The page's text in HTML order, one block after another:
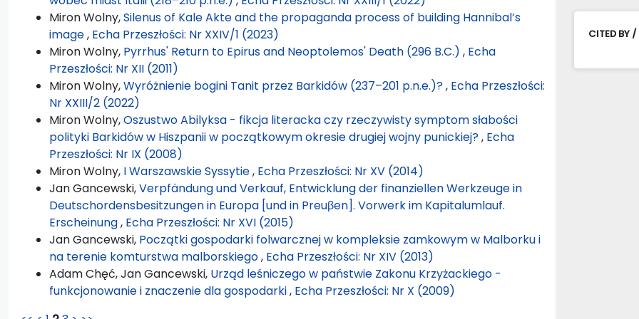
Miron Wolny,Silenus of Kale Akte and the propaganda process of building Hannibal’s
image, Echa Przeszłości: Nr XXIV/1 (2023)
Miron Wolny, Pyrrhus' Return to Epirus and Neoptolemos' Death (296 B.C.) , Echa
Przeszłości: Nr XII (2011)
Miron Wolny,Wyróżnienie bogini Tanit przez Barkidów (237–201 p.n.e.)?, Echa Przeszłości:
Nr XXIII/2 (2022)
Miron Wolny,Oszustwo Abilyksa - fikcja literacka czy rzeczywisty symptom słabości
polityki Barkidów w Hiszpanii w początkowym okresie drugiej wojny punickiej?, Echa
Przeszłości: Nr IX (2008)
Miron Wolny, I Warszawskie Syssytie, Echa Przeszłości: Nr XV (2014)
Jan Gancewski,Verpfändung und Verkauf, Entwicklung der finanziellen Werkzeuge in
Deutschordensbesitzungen in Europa [und in Preuβen]. Vorwerk im Kapitalumlauf.
Erscheinung, Echa Przeszłości: Nr XVI (2015)
Jan Gancewski, Początki gospodarki folwarcznej w kompleksie zamkowym w Malborku i
na terenie komturstwa malborskiego, Echa Przeszłości: Nr XIV (2013)
Adam Chęć, Jan Gancewski, Urząd leśniczego w państwie Zakonu Krzyżackiego -
funkcjonowanie i znaczenie dla gospodarki, Echa Przeszłości: Nr X (2009)
CITED BY /